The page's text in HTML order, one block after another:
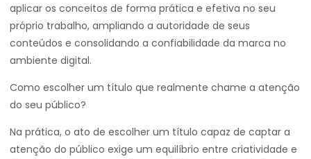
aplicar os conceitos de forma prática e efetiva no seu
próprio trabalho, ampliando a autoridade de seus
conteúdos e consolidando a confiabilidade da marca no
ambiente digital.
Como escolher um título que realmente chame a atenção
do seu público?
Na prática, o ato de escolher um título capaz de captar a
atenção do público exige um equilíbrio entre criatividade e